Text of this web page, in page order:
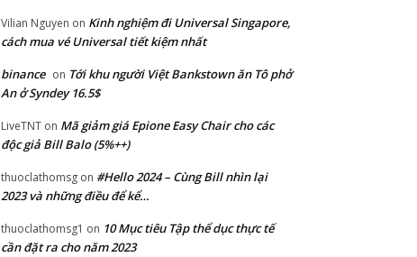
Vilian Nguyen on Kinh nghiệm đi Universal Singapore,
cách mua vé Universal tiết kiệm nhất
binance on Tới khu người Việt Bankstown ăn Tô phở
An ở Syndey 16.5$
LiveTNT on Mã giảm giá Epione Easy Chair cho các
độc giả Bill Balo (5%++)
thuoclathomsg on #Hello 2024 – Cùng Bill nhìn lại
2023 và những điều để kể…
thuoclathomsg1 on 10 Mục tiêu Tập thể dục thực tế
cần đặt ra cho năm 2023